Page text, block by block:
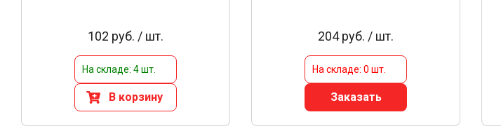
102 руб. / шт.
На складе: 4 шт.
В корзину
204 руб. / шт.
На складе: 0 шт.
Заказать